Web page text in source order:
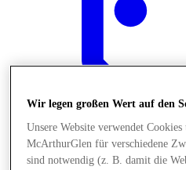
Wir legen großen Wert auf den
Unsere Website verwendet
McArthurGlen für verschiedene
sind notwendig (z. B. damit die